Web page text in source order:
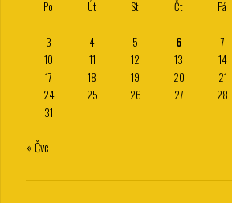
Po
Út St Čt Pá
3
4 5 6 7
10
11 12 13 14
17
18 19 20 21
24
25 26 27 28
31
« Čvc